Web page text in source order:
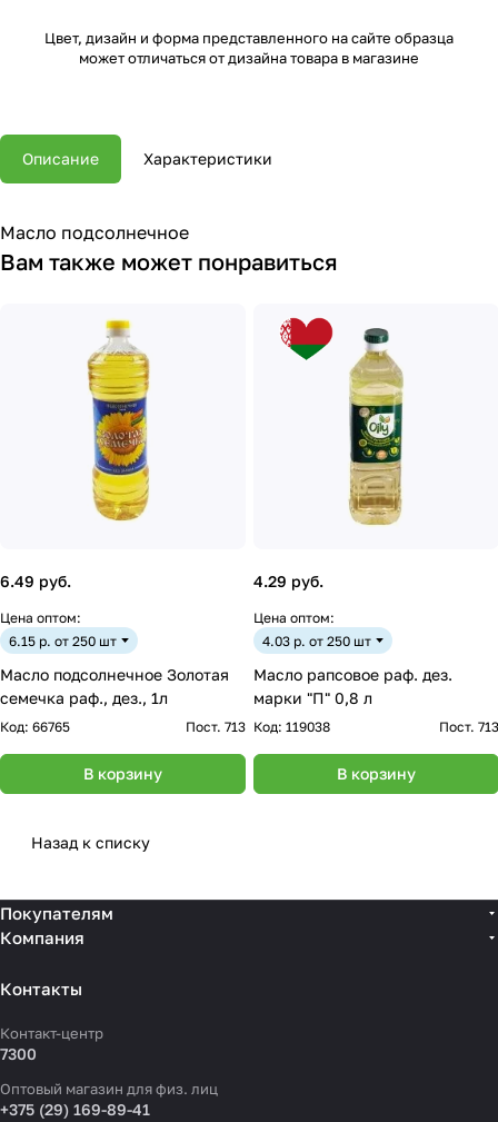
Цвет, дизайн и форма представленного на сайте образца
может отличаться от дизайна товара в магазине
Описание Характеристики
Масло подсолнечное
Вам также может понравиться
6.49 руб.
Цена оптом:
6.15 р. от 250 шт
Масло подсолнечное Золотая
семечка раф., дез., 1л
Код: 66765 Пост. 713
В корзину
4.29 руб.
Цена оптом:
4.03 р. от 250 шт
Масло рапсовое раф. дез.
марки "П" 0,8 л
Код: 119038 Пост. 713
В корзину
Назад к списку
Покупателям
Компания
Контакты
Контакт-центр
7300
Оптовый магазин для физ. лиц
+375 (29) 169-89-41